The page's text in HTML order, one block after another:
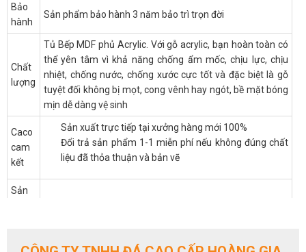
Bảo
hành
Sản phẩm bảo hành 3 năm bảo trì trọn đời
Chất
lượng
Tủ Bếp MDF phủ Acrylic. Với gỗ acrylic, bạn hoàn toàn có
thể yên tâm vì khả năng chống ẩm mốc, chịu lực, chịu
nhiệt, chống nước, chống xước cực tốt và đặc biệt là gỗ
tuyệt đối không bị mọt, cong vênh hay ngót, bề mặt bóng
mịn dễ dàng vệ sinh
Caco
cam
kết
Sản xuất trực tiếp tại xưởng hàng mới 100%
Đổi trả sản phẩm 1-1 miễn phí nếu không đúng chất
liệu đã thỏa thuận và bản vẽ
Sản